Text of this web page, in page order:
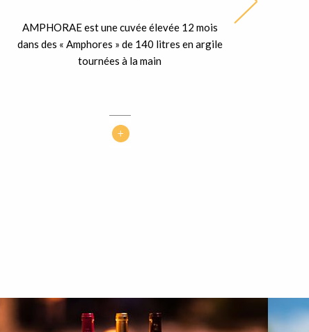
AMPHORAE est une cuvée élevée 12 mois
dans des « Amphores » de 140 litres en argile
tournées à la main